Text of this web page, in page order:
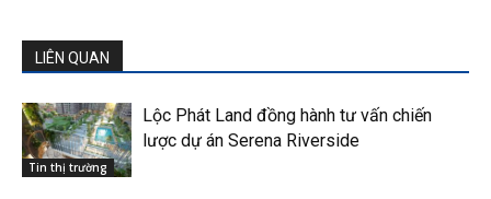
LIÊN QUAN
Tin thị trường
Lộc Phát Land đồng hành tư vấn chiến
lược dự án Serena Riverside